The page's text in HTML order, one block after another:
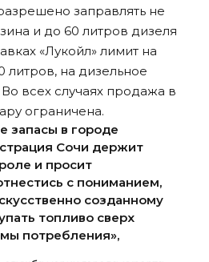
заправлять не
и до 60 литров дизеля
«Лукойл» лимит на
литров, на дизельное
всех случаях продажа в
ограничена.
запасы в городе
Сочи держит
и просит
с пониманием,
созданному
топливо сверх
потребления»,